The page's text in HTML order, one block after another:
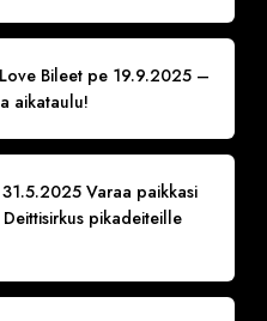
Bileet pe 19.9.2025 –
aikataulu!
31.5.2025 Varaa paikkasi
pikadeiteille